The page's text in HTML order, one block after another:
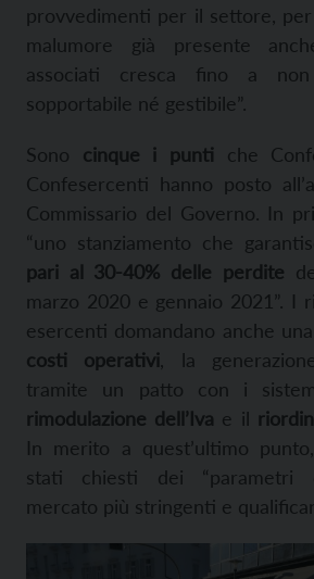
provvedimenti per il settore,
malumore già presente
associati cresca fino a
sopportabile né gestibile”.
Sono cinque i punti che
Confesercenti hanno posto
Commissario del Governo. In
“uno stanziamento che
pari al 30-40% delle perdite
marzo 2020 e gennaio 2021”. I
esercenti domandano anche una
costi operativi , la
tramite un patto con i
rimodulazione dell’Iva e il
In merito a quest’ultimo
stati chiesti dei “parametri
mercato più stringenti e